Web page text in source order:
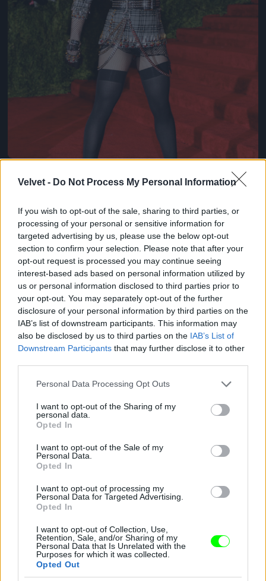
Velvet - Do Not Process My Personal Information
If you wish to opt-out of the sale, sharing to third parties, or
processing of your personal or sensitive information for
targeted advertising by us, please use the below opt-out
section to confirm your selection. Please note that after your
opt-out request is processed you may continue seeing
interest-based ads based on personal information utilized by
us or personal information disclosed to third parties prior to
your opt-out. You may separately opt-out of the further
disclosure of your personal information by third parties on the
IAB’s list of downstream participants. This information may
also be disclosed by us to third parties on the IAB’s List of
Downstream Participants that may further disclose it to other
Please note that this website/app uses one or more Google
not limited to your visit or usage behaviour. You may click to
grant or deny consent to Google and its third-party tags to
use your data for below specified purposes in below Google
consent section.
Personal Data Processing Opt Outs
I want to opt-out of the Sharing of my
personal data.
Opted In
I want to opt-out of the Sale of my
Personal Data.
Opted In
I want to opt-out of processing my
Personal Data for Targeted Advertising.
Opted In
I want to opt-out of Collection, Use,
Retention, Sale, and/or Sharing of my
Personal Data that Is Unrelated with the
Purposes for which it was collected.
Opted Out
Például Madonna
Fotó: Rabbani And Solimene Photography / Europress /
Getty
Jön még kép!